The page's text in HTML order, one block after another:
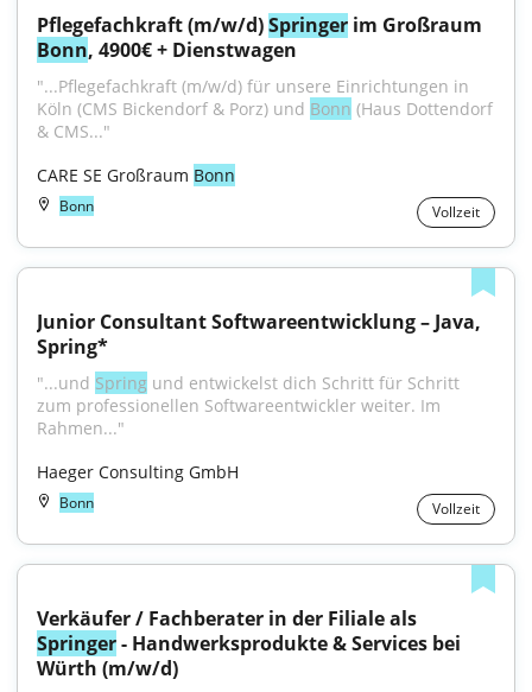
Pflegefachkraft (m/w/d) Springer
Bonn, 4900€ + Dienstwagen
"...Pflegefachkraft (m/w/d) für unsere Einrichtungen in
Köln (CMS Bickendorf & Porz) und Bonn (Haus Dottendorf
& CMS..."
CARE SE Großraum Bonn
Bonn Vollzeit
Junior Consultant Softwareentwicklung – Java,
Spring*
"...und Spring und entwickelst dich Schritt für Schritt
zum professionellen Softwareentwickler weiter. Im
Rahmen..."
Haeger Consulting GmbH
Bonn Vollzeit
Springer - Handwerksprodukte & Services bei
Würth (m/w/d)